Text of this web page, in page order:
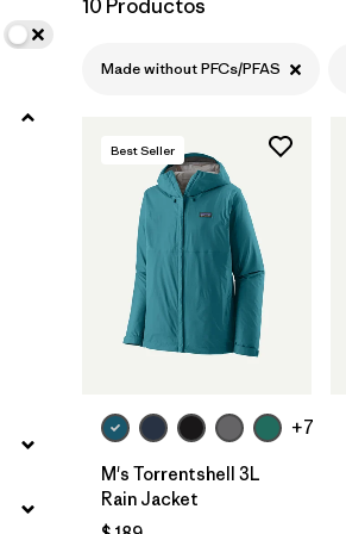
Filtrar por
Product Family
Filtrar por
Gender
10 Productos
Made without PFCs/PFAS
Best Seller
+7
M's Torrentshell 3L
Rain Jacket